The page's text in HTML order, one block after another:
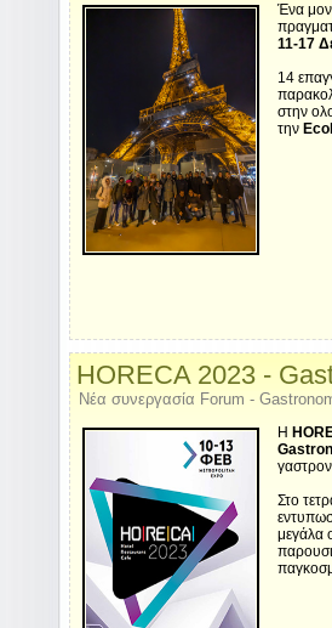
Ένα
11-17
14
στην
την
HORECA 2023 -
Νέα συνεργασία Forum -
Η
Στο
μεγάλα